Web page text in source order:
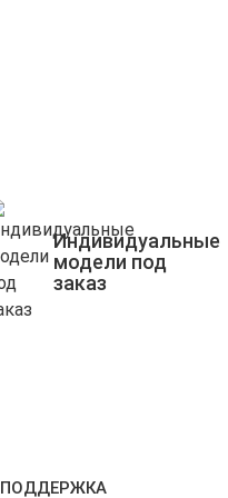
Индивидуальные
модели под
заказ
ПОДДЕРЖКА